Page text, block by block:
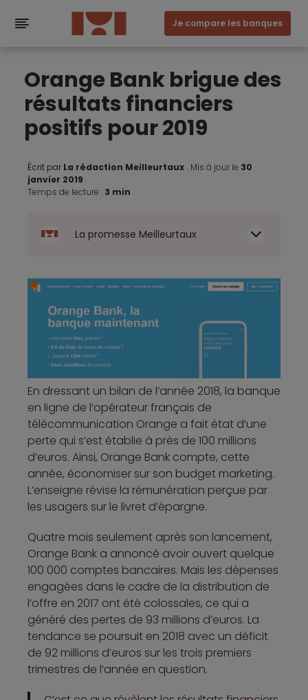
Je compare les banques
Orange Bank brigue des
résultats financiers
positifs pour 2019
Écrit par La rédaction Meilleurtaux . Mis à jour le 30
janvier 2019 .
Temps de lecture : 3 min
La promesse Meilleurtaux
En dressant un bilan de l’année 2018, la banque
en ligne de l’opérateur français de
télécommunication Orange a fait état d’une
perte qui s’est établie à près de 100 millions
d’euros. Ainsi, Orange Bank compte, cette
année, économiser sur son budget marketing.
L’enseigne révise la rémunération perçue par
les usagers sur le livret d’épargne.
Quatre mois seulement après son lancement,
Orange Bank a annoncé avoir ouvert quelque
100 000 comptes bancaires. Mais les dépenses
engagées dans le cadre de la distribution de
l’offre en 2017 ont été colossales, ce qui a
généré des pertes de 93 millions d’euros. La
tendance se poursuit en 2018 avec un déficit
de 92 millions d’euros sur les trois premiers
trimestres de l’année en question.